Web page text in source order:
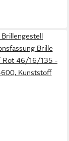
Brille
Rot 46/16/135 -
Kunststoff